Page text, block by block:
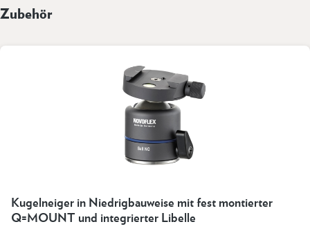
Zubehör
Kugelneiger in Niedrigbauweise mit fest montierter
Q=MOUNT und integrierter Libelle